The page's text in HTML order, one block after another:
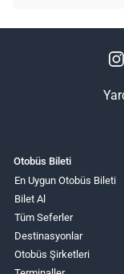
Otobüs Bileti
En Uygun Otobüs Bileti
Bilet Al
Tüm Seferler
Destinasyonlar
Otobüs Şirketleri